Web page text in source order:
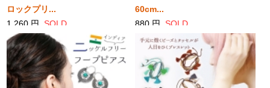
ロックプリ...
1,260 円 SOLD
60cm...
880 円 SOLD